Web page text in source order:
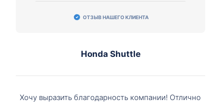
ОТЗЫВ НАШЕГО КЛИЕНТА
Honda Shuttle
Хочу выразить благодарность компании! Отлично